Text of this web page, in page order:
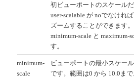
初ビューポートのスケール
user-scalable が noでなけれ
ズームすることができます
minimum-scale と maximum-
す。
minimum-
scale
ビューポートの最小スケー
です。範囲は0 から 10.0まで